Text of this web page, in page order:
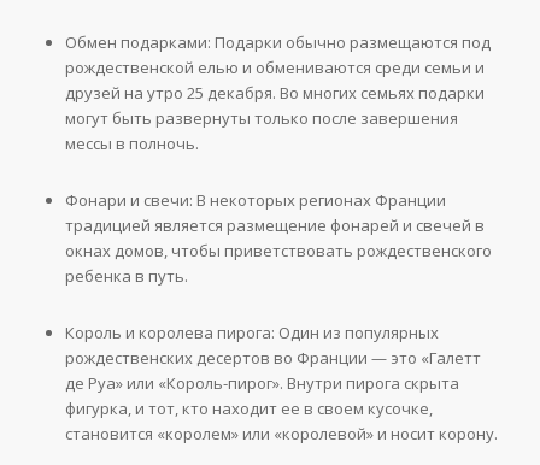
Обмен подарками: Подарки обычно размещаются под
рождественской елью и обмениваются среди семьи и
друзей на утро 25 декабря. Во многих семьях подарки
могут быть развернуты только после завершения
мессы в полночь.
Фонари и свечи: В некоторых регионах Франции
традицией является размещение фонарей и свечей в
окнах домов, чтобы приветствовать рождественского
ребенка в путь.
Король и королева пирога: Один из популярных
рождественских десертов во Франции — это «Галетт
де Руа» или «Король-пирог». Внутри пирога скрыта
фигурка, и тот, кто находит ее в своем кусочке,
становится «королем» или «королевой» и носит корону.